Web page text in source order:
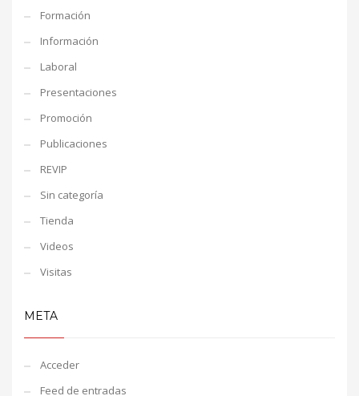
Formación
Información
Laboral
Presentaciones
Promoción
Publicaciones
REVIP
Sin categoría
Tienda
Videos
Visitas
META
Acceder
Feed de entradas